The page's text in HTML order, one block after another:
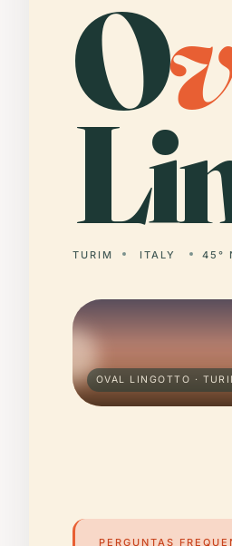
Ov
TURIM ITALY 45°
OVAL LINGOTTO ·
PERGUNTAS